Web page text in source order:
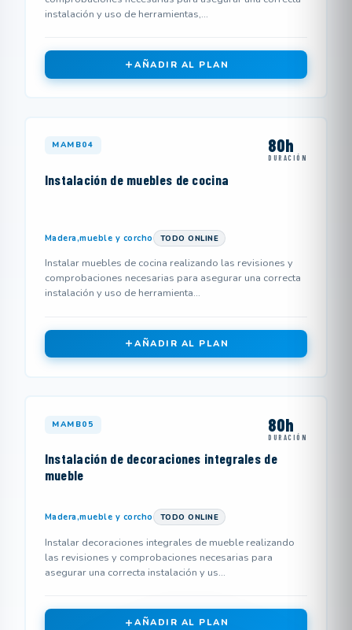
instalación y uso de herramientas,...
AÑADIR AL PLAN
MAMB04 80h
DURACIÓN
Instalación de muebles de cocina
Madera,mueble y corcho TODO ONLINE
Instalar muebles de cocina realizando las revisiones y
comprobaciones necesarias para asegurar una correcta
instalación y uso de herramienta...
AÑADIR AL PLAN
MAMB05 80h
DURACIÓN
Instalación de decoraciones integrales de
mueble
Madera,mueble y corcho TODO ONLINE
Instalar decoraciones integrales de mueble realizando
las revisiones y comprobaciones necesarias para
asegurar una correcta instalación y us...
AÑADIR AL PLAN